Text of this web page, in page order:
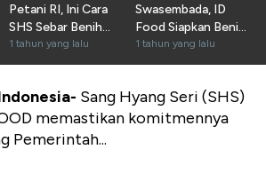
Petani RI, Ini Cara
SHS Sebar Benih
Bersertifikat
1 tahun yang lalu
Swasembada, ID
Food Siapkan Benih
Padi Bersertifikat
1 tahun yang lalu
Sang Hyang Seri (SHS)
memastikan komitmennya
Pemerintah...